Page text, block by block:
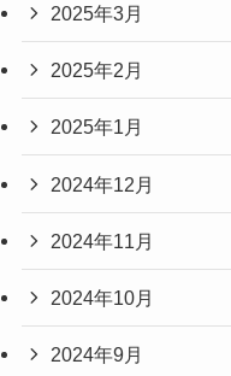
2025年3月
2025年2月
2025年1月
2024年12月
2024年11月
2024年10月
2024年9月